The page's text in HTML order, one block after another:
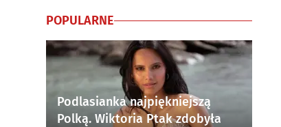
POPULARNE
Podlasianka najpiękniejszą
Polką. Wiktoria Ptak zdobyła